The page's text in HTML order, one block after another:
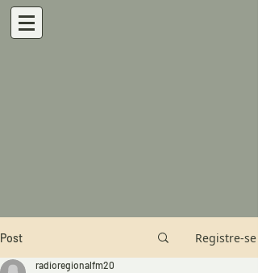
Post Registre-se
radioregionalfm20